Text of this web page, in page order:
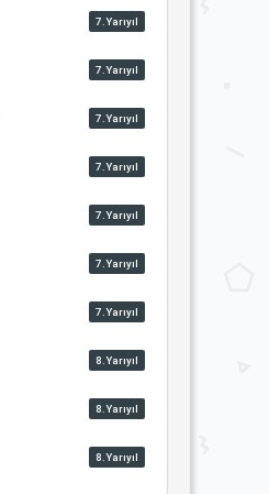
7.Yarıyıl
7.Yarıyıl
7.Yarıyıl
7.Yarıyıl
7.Yarıyıl
7.Yarıyıl
7.Yarıyıl
8.Yarıyıl
8.Yarıyıl
8.Yarıyıl